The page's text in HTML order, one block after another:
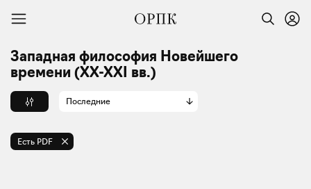
Западная философия Новейшего
времени (XX-XXI вв.)
Последние
Есть PDF